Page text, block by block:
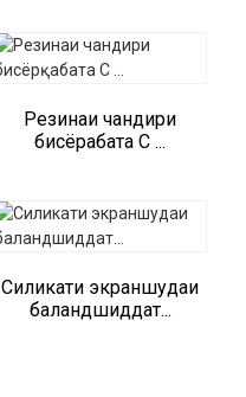
Резинаи чандири
бисёрқабата C ...
Силикати экраншудаи
баландшиддат...